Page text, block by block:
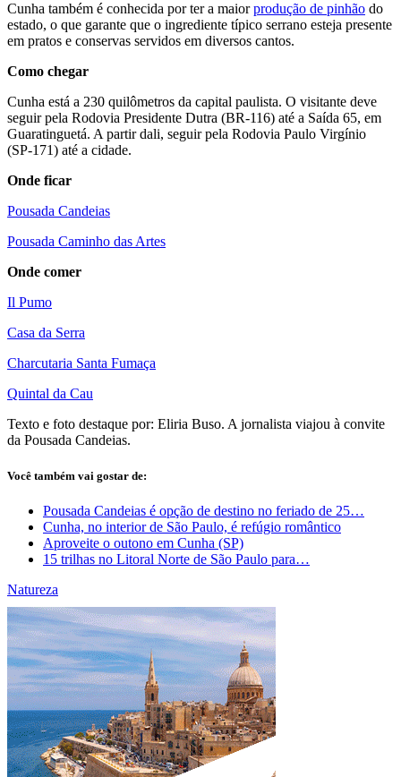
Cunha também é conhecida por ter a maiorprodução de pinhão do
estado, o que garante que o ingrediente típico serrano esteja presente
em pratos e conservas servidos em diversos cantos.
Como chegar
Cunha está a 230 quilômetros da capital paulista. O visitante deve
seguir pela Rodovia Presidente Dutra (BR-116) até a Saída 65, em
Guaratinguetá. A partir dali, seguir pela Rodovia Paulo Virgínio
(SP-171) até a cidade.
Onde ficar
Pousada Candeias
Pousada Caminho das Artes
Onde comer
Il Pumo
Casa da Serra
Charcutaria Santa Fumaça
Quintal da Cau
Texto e foto destaque por: Eliria Buso. A jornalista viajou à convite
da Pousada Candeias.
Você também vai gostar de:
Pousada Candeias é opção de destino no feriado de 25…
Cunha, no interior de São Paulo, é refúgio romântico
Aproveite o outono em Cunha (SP)
15 trilhas no Litoral Norte de São Paulo para…
Natureza